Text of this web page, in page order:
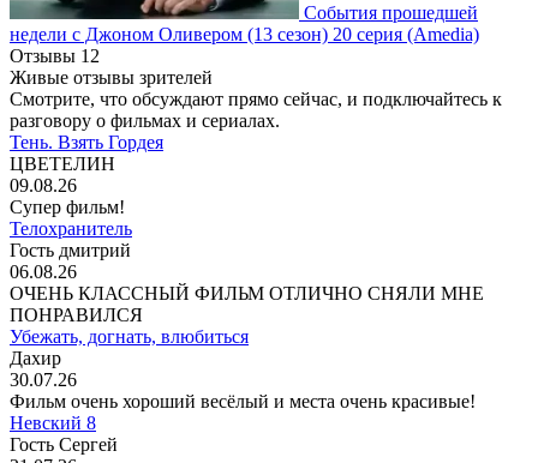
События прошедшей
недели с Джоном Оливером (13 сезон) 20 серия (Amedia)
Отзывы 12
Живые отзывы зрителей
Смотрите, что обсуждают прямо сейчас, и подключайтесь к
разговору о фильмах и сериалах.
Тень. Взять Гордея
ЦВЕТЕЛИН
09.08.26
Супер фильм!
Телохранитель
Гость дмитрий
06.08.26
ОЧЕНЬ КЛАССНЫЙ ФИЛЬМ ОТЛИЧНО СНЯЛИ МНЕ
ПОНРАВИЛСЯ
Убежать, догнать, влюбиться
Дахир
30.07.26
Фильм очень хороший весёлый и места очень красивые!
Невский 8
Гость Сергей